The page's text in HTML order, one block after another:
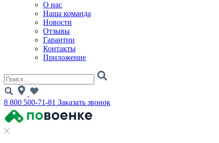
О нас
Наша команда
Новости
Отзывы
Гарантии
Контакты
Приложение
8 800 500-71-81 Заказать звонок